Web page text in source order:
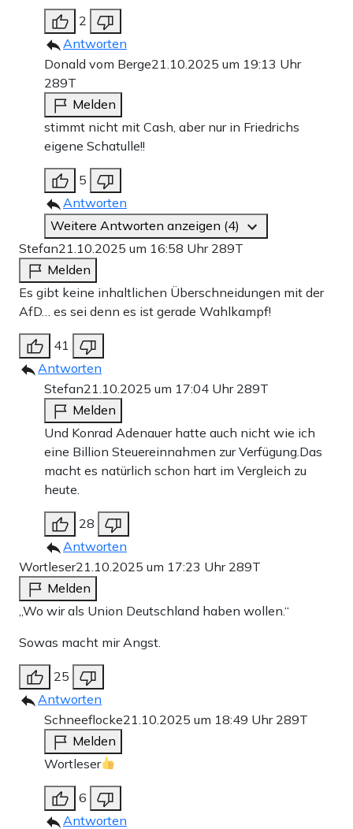
2
Antworten
Donald vom Berge21.10.2025 um 19:13 Uhr
289T
Melden
stimmt nicht mit Cash, aber nur in Friedrichs
eigene Schatulle!!
5
Antworten
Weitere Antworten anzeigen (4)
Stefan21.10.2025 um 16:58 Uhr 289T
Melden
Es gibt keine inhaltlichen Überschneidungen mit der
AfD… es sei denn es ist gerade Wahlkampf!
41
Antworten
Stefan21.10.2025 um 17:04 Uhr 289T
Melden
Und Konrad Adenauer hatte auch nicht wie ich
eine Billion Steuereinnahmen zur Verfügung.Das
macht es natürlich schon hart im Vergleich zu
heute.
28
Antworten
Wortleser21.10.2025 um 17:23 Uhr 289T
Melden
„Wo wir als Union Deutschland haben wollen.“
Sowas macht mir Angst.
25
Antworten
Schneeflocke21.10.2025 um 18:49 Uhr 289T
Melden
Wortleser
6
Antworten